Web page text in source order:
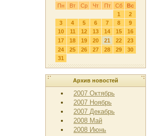
Пн
Вт Ср Чт Пт Сб
Вс
1
2
3
4 5 6 7 8
9
10
11 12 13 14 15
16
17
18 19 20 21 22
23
24
25 26 27 28 29
30
31
Архив новостей
2007 Октябрь
2007 Ноябрь
2007 Декабрь
2008 Май
2008 Июнь